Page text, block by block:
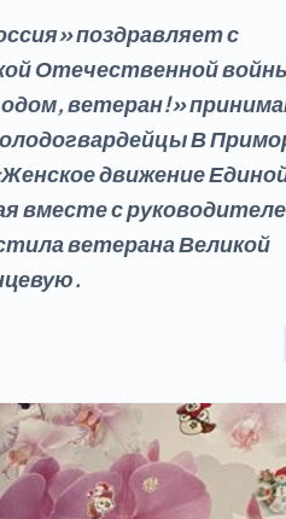
поздравляет с
Отечественной
ветеран!»
В
движение
вместе с
ветерана Великой